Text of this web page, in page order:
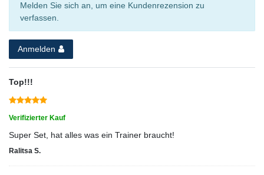
Melden Sie sich an, um eine Kundenrezension zu
verfassen.
Anmelden
Top!!!
Verifizierter Kauf
Super Set, hat alles was ein Trainer braucht!
Ralitsa S.